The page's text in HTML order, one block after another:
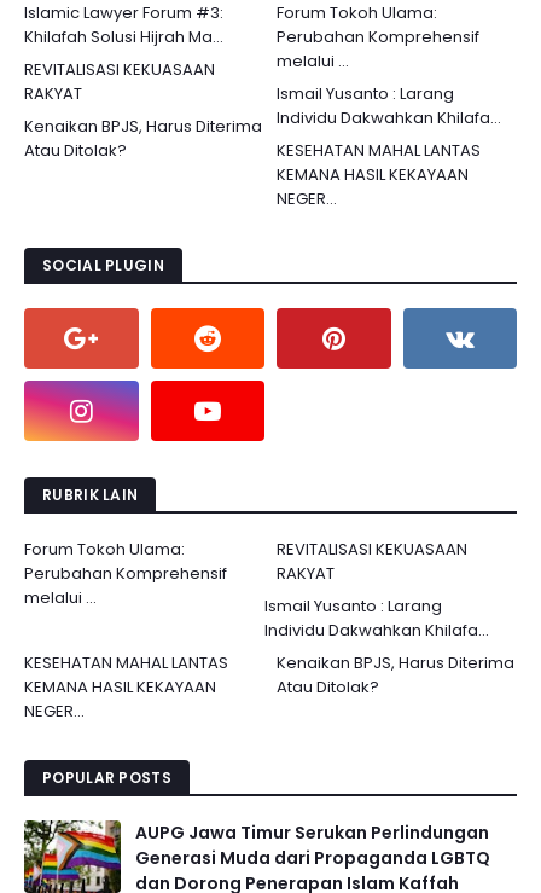
Islamic Lawyer Forum #3:
Khilafah Solusi Hijrah Ma...
Forum Tokoh Ulama:
Perubahan Komprehensif
melalui ...
REVITALISASI KEKUASAAN
RAKYAT
Ismail Yusanto : Larang
Individu Dakwahkan Khilafa...
Kenaikan BPJS, Harus Diterima
Atau Ditolak?
KESEHATAN MAHAL LANTAS
KEMANA HASIL KEKAYAAN
NEGER...
SOCIAL PLUGIN
RUBRIK LAIN
Forum Tokoh Ulama:
Perubahan Komprehensif
melalui ...
REVITALISASI KEKUASAAN
RAKYAT
Ismail Yusanto : Larang
Individu Dakwahkan Khilafa...
Kenaikan BPJS, Harus Diterima
Atau Ditolak?
KESEHATAN MAHAL LANTAS
KEMANA HASIL KEKAYAAN
NEGER...
POPULAR POSTS
AUPG Jawa Timur Serukan Perlindungan
Generasi Muda dari Propaganda LGBTQ
dan Dorong Penerapan Islam Kaffah